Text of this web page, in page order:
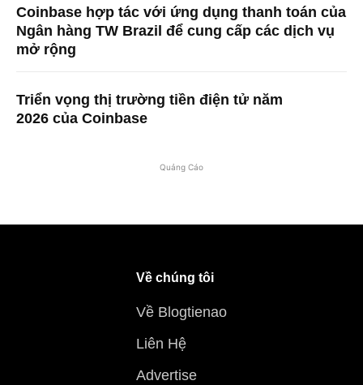
Coinbase hợp tác với ứng dụng thanh toán của
Ngân hàng TW Brazil để cung cấp các dịch vụ
mở rộng
Triển vọng thị trường tiền điện tử năm
2026 của Coinbase
Quảng Cáo
Về chúng tôi
Về Blogtienao
Liên Hệ
Advertise